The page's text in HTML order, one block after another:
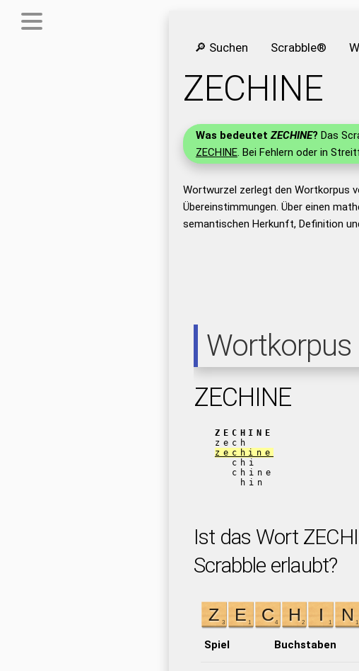
🔎 Suchen Scrabble®
ZECHINE
Was bedeutetZECHINE? Das
ZECHINE. Bei Fehlern oder in
Wortwurzel zerlegt den Wortkorpus
Übereinstimmungen. Über einen
semantischen Herkunft, Definition
Wortkorpus
ZECHINE
ZECHINE
zech
zechine
chi
chine
hin
Ist das Wort
Scrabble erlaubt?
Spiel Buchstaben